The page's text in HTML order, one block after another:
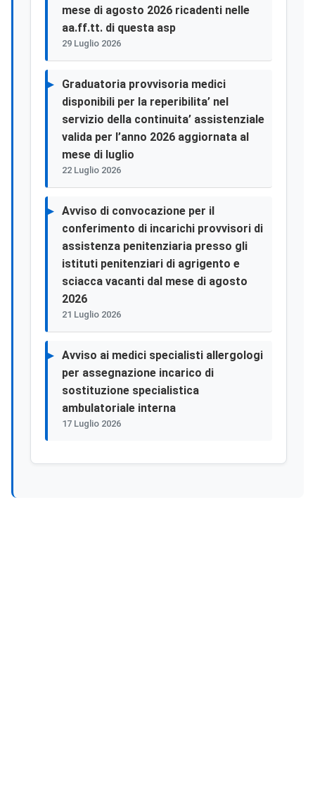
mese di agosto 2026 ricadenti nelle
aa.ff.tt. di questa asp
29 Luglio 2026
Graduatoria provvisoria medici
disponibili per la reperibilita’ nel
servizio della continuita’ assistenziale
valida per l’anno 2026 aggiornata al
mese di luglio
22 Luglio 2026
Avviso di convocazione per il
conferimento di incarichi provvisori di
assistenza penitenziaria presso gli
istituti penitenziari di agrigento e
sciacca vacanti dal mese di agosto
2026
21 Luglio 2026
Avviso ai medici specialisti allergologi
per assegnazione incarico di
sostituzione specialistica
ambulatoriale interna
17 Luglio 2026